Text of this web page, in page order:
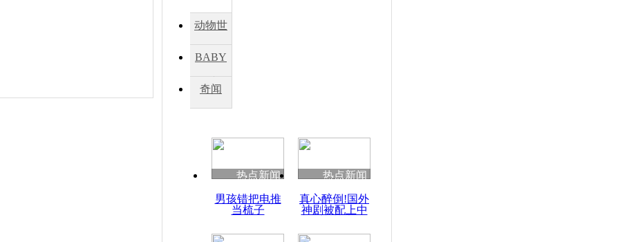
动物世
BABY
秀
奇闻
热点新闻
男孩错把电推
当梳子
热点新闻
真心醉倒!国外
神剧被配上中